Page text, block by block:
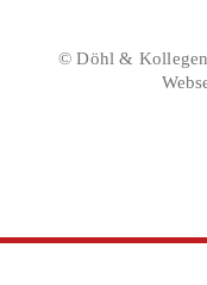
© Döhl & Kollegen